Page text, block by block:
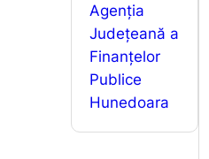
Agenția
Județeană a
Finanțelor
Publice
Hunedoara